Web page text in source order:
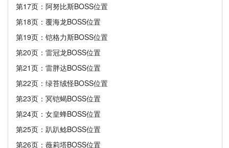
第17页：阿努比斯BOSS位置
第18页：覆海龙BOSS位置
第19页：铠格力斯BOSS位置
第20页：雷冠龙BOSS位置
第21页：雷胖达BOSS位置
第22页：绿苔绒怪BOSS位置
第23页：冥铠蝎BOSS位置
第24页：女皇蜂BOSS位置
第25页：趴趴鲶BOSS位置
第26页：薇莉塔BOSS位置